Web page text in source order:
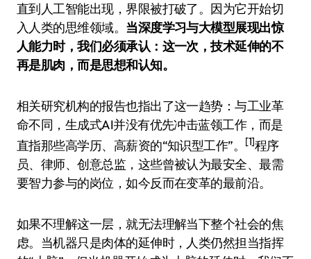
直到人工智能出现，界限被打破了。因为它开始切
入人类的思维领域。 当深度学习与大模型展现出惊
人能力时，我们必须承认：这一次，技术延伸的不
再是肌肉，而是思想和认知。
相关研究机构的报告也指出了这一趋势：与工业革
命不同，生成式AI并没有优先冲击蓝领工作，而是
直指那些高学历、高薪资的“知识型工作”。
[1]程序
员、律师、创意总监，这些曾被认为最安全、最需
要智力参与的岗位，如今反而在变革的最前沿。
如果不理解这一层，就无法理解当下整个社会的焦
虑。当机器只是肉体的延伸时，人类仍然担当指挥